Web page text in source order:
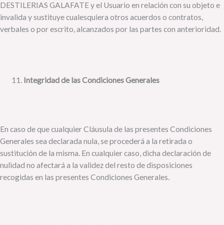
DESTILERIAS GALAFATE y el Usuario en relación con su objeto e
invalida y sustituye cualesquiera otros acuerdos o contratos,
verbales o por escrito, alcanzados por las partes con anterioridad.
Integridad de las Condiciones Generales
En caso de que cualquier Cláusula de las presentes Condiciones
Generales sea declarada nula, se procederá a la retirada o
sustitución de la misma. En cualquier caso, dicha declaración de
nulidad no afectará a la validez del resto de disposiciones
recogidas en las presentes Condiciones Generales.